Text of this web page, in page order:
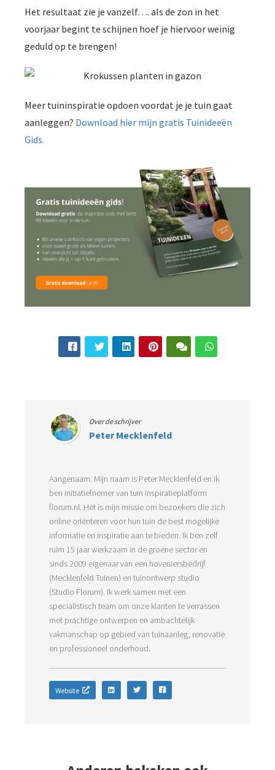
Het resultaat zie je vanzelf…. als de zon in het
voorjaar begint te schijnen hoef je hiervoor weinig
geduld op te brengen!
Meer tuininspiratie opdoen voordat je je tuin gaat
aanleggen? Download hier mijn gratis Tuinideeën
Gids.
Over de schrijver
Peter Mecklenfeld
Aangenaam. Mijn naam is Peter Mecklenfeld en ik
ben initiatiefnemer van tuin inspiratieplatform
florum.nl. Het is mijn missie om bezoekers die zich
online oriënteren voor hun tuin de best mogelijke
informatie en inspiratie aan te bieden. Ik ben zelf
ruim 15 jaar werkzaam in de groene sector en
sinds 2009 eigenaar van een hoveniersbedrijf
(Mecklenfeld Tuinen) en tuinontwerp studio
(Studio Florum). Ik werk samen met een
specialistisch team om onze klanten te verrassen
met prachtige ontwerpen en ambachtelijk
vakmanschap op gebied van tuinaanleg, renovatie
en professioneel onderhoud.
Website